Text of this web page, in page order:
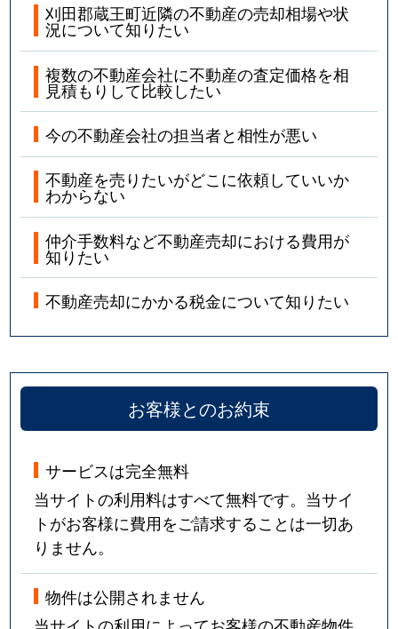
刈田郡蔵王町近隣の不動産の売却相場や状
況について知りたい
複数の不動産会社に不動産の査定価格を相
見積もりして比較したい
今の不動産会社の担当者と相性が悪い
不動産を売りたいがどこに依頼していいか
わからない
仲介手数料など不動産売却における費用が
知りたい
不動産売却にかかる税金について知りたい
お客様とのお約束
サービスは完全無料
当サイトの利用料はすべて無料です。当サイ
トがお客様に費用をご請求することは一切あ
りません。
物件は公開されません